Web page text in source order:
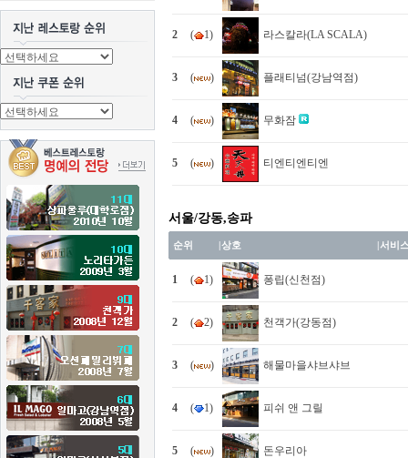
2 ( 1) 라스칼라(LA SCALA)
3 ( ) 플래티넘(강남역점)
4 ( ) 무화잠
5 ( ) 티엔티엔티엔
서울/강동,송파
순위 |상호 |서비
1 ( 1) 퐁립(신천점)
2 ( 2) 천객가(강동점)
3 ( ) 해물마을샤브샤브
4 ( 1) 피쉬 앤 그릴
5 ( ) 돈우리아